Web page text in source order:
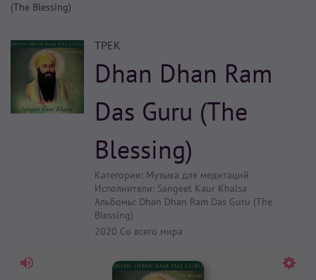
(The Blessing)
ТРЕК
Dhan Dhan Ram
Das Guru (The
Blessing)
Категории: Музыка для медитаций
Исполнители: Sangeet Kaur Khalsa
Альбомы: Dhan Dhan Ram Das Guru (The
Blessing)
2020 Со всего мира